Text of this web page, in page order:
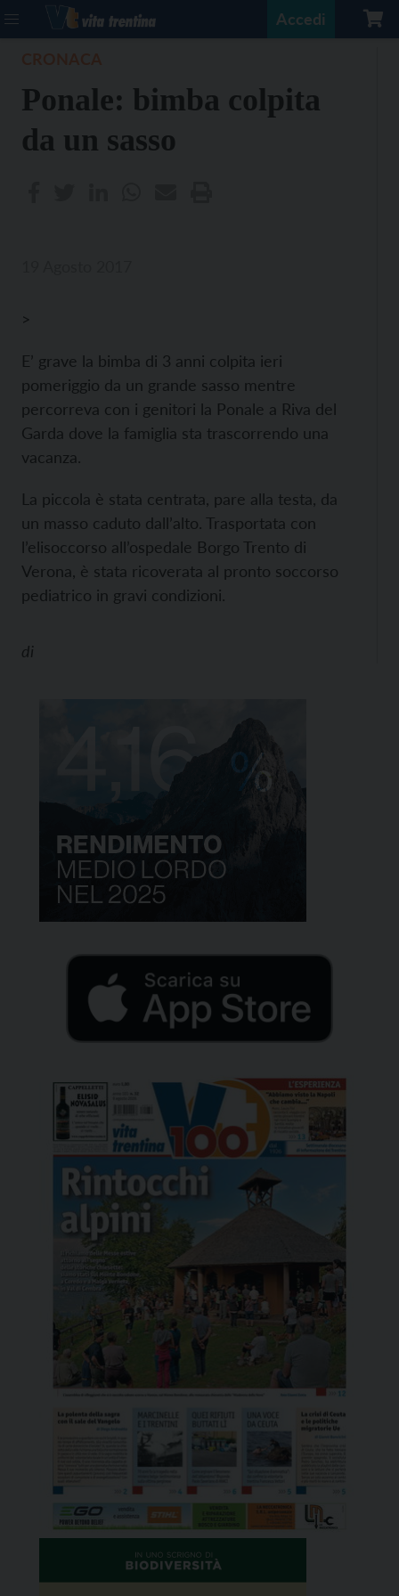
Accedi
Ponale: bimba colpita
da un sasso
>
E’ grave la bimba di 3 anni colpita ieri
pomeriggio da un grande sasso mentre
percorreva con i genitori la Ponale a Riva del
Garda dove la famiglia sta trascorrendo una
vacanza.
La piccola è stata centrata, pare alla testa, da
un masso caduto dall’alto. Trasportata con
l’elisoccorso all’ospedale Borgo Trento di
Verona, è stata ricoverata al pronto soccorso
pediatrico in gravi condizioni.
di